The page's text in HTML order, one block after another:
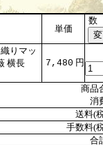
単価
数
りマッ
横長
7,480 円
商品
消
送料(
手数料(
合